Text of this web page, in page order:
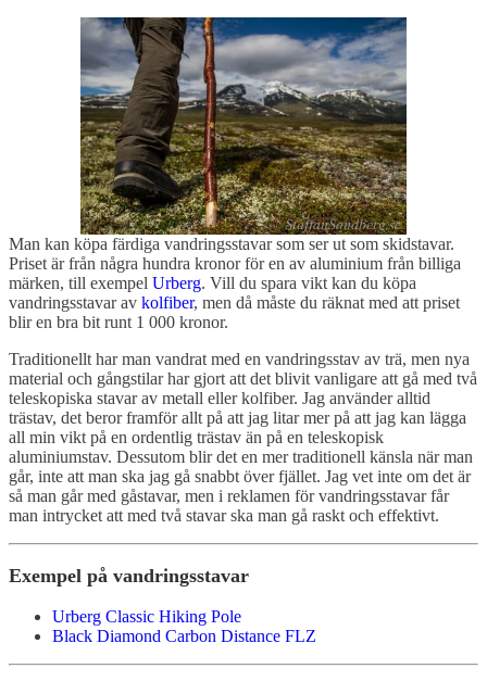
Man kan köpa färdiga vandringsstavar som ser ut som skidstavar.
Priset är från några hundra kronor för en av aluminium från billiga
märken, till exempel Urberg. Vill du spara vikt kan du köpa
vandringsstavar av kolfiber, men då måste du räknat med att priset
blir en bra bit runt 1 000 kronor.
Traditionellt har man vandrat med en vandringsstav av trä, men nya
material och gångstilar har gjort att det blivit vanligare att gå med två
teleskopiska stavar av metall eller kolfiber. Jag använder alltid
trästav, det beror framför allt på att jag litar mer på att jag kan lägga
all min vikt på en ordentlig trästav än på en teleskopisk
aluminiumstav. Dessutom blir det en mer traditionell känsla när man
går, inte att man ska jag gå snabbt över fjället. Jag vet inte om det är
så man går med gåstavar, men i reklamen för vandringsstavar får
man intrycket att med två stavar ska man gå raskt och effektivt.
Exempel på vandringsstavar
Urberg Classic Hiking Pole
Black Diamond Carbon Distance FLZ